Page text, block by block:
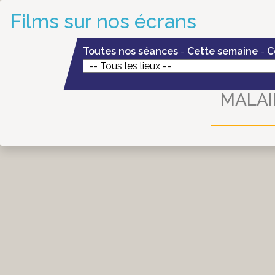
Films sur nos écrans
Toutes nos séances - Cette semaine -